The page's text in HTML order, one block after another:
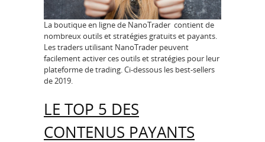
La boutique en ligne de NanoTrader contient de
nombreux outils et stratégies gratuits et payants.
Les traders utilisant NanoTrader peuvent
facilement activer ces outils et stratégies pour leur
plateforme de trading. Ci-dessous les best-sellers
de 2019.
LE TOP 5 DES
CONTENUS PAYANTS